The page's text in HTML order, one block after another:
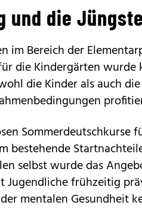
und die
im Bereich der
die Kindergärten
die Kinder als auch
Sommerdeutschkurse
bestehende
selbst wurde das
Jugendliche frühzeitig
mentalen Gesundheit